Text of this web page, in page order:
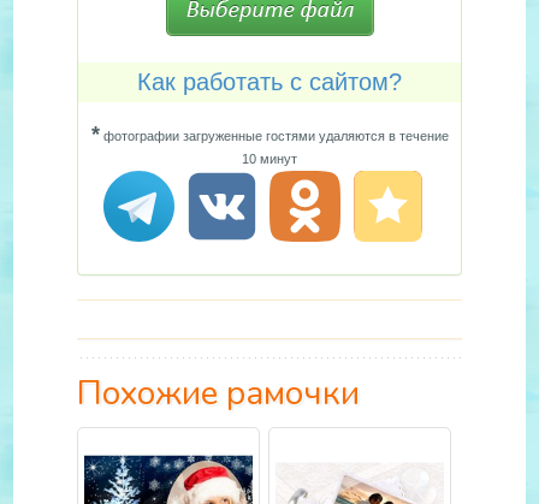
Как работать с сайтом?
*фотографии загруженные гостями удаляются в течение
10 минут
Похожие рамочки